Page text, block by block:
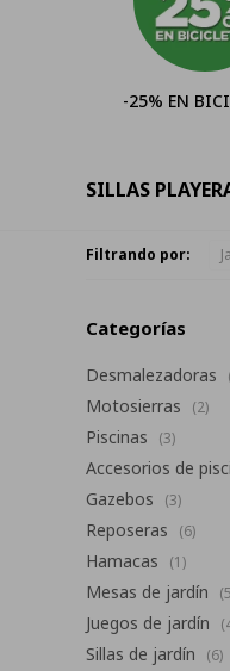
-25% EN
SILLAS
Filtrando por:
Categorías
Desmalezadoras
Motosierras (2)
Piscinas (3)
Accesorios de
Gazebos (3)
Reposeras (6)
Hamacas (1)
Mesas de jardín
Juegos de jardín
Sillas de jardín (6)